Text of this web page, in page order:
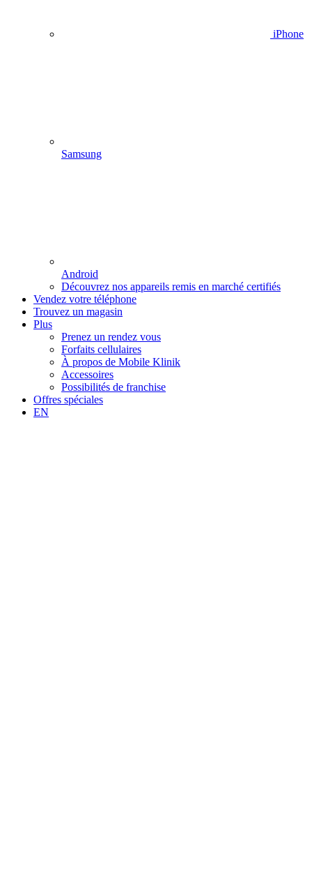
iPhone
Samsung
Android
Découvrez nos appareils remis en marché certifiés
Vendez votre téléphone
Trouvez un magasin
Plus
Prenez un rendez vous
Forfaits cellulaires
À propos de Mobile Klinik
Accessoires
Possibilités de franchise
Offres spéciales
EN